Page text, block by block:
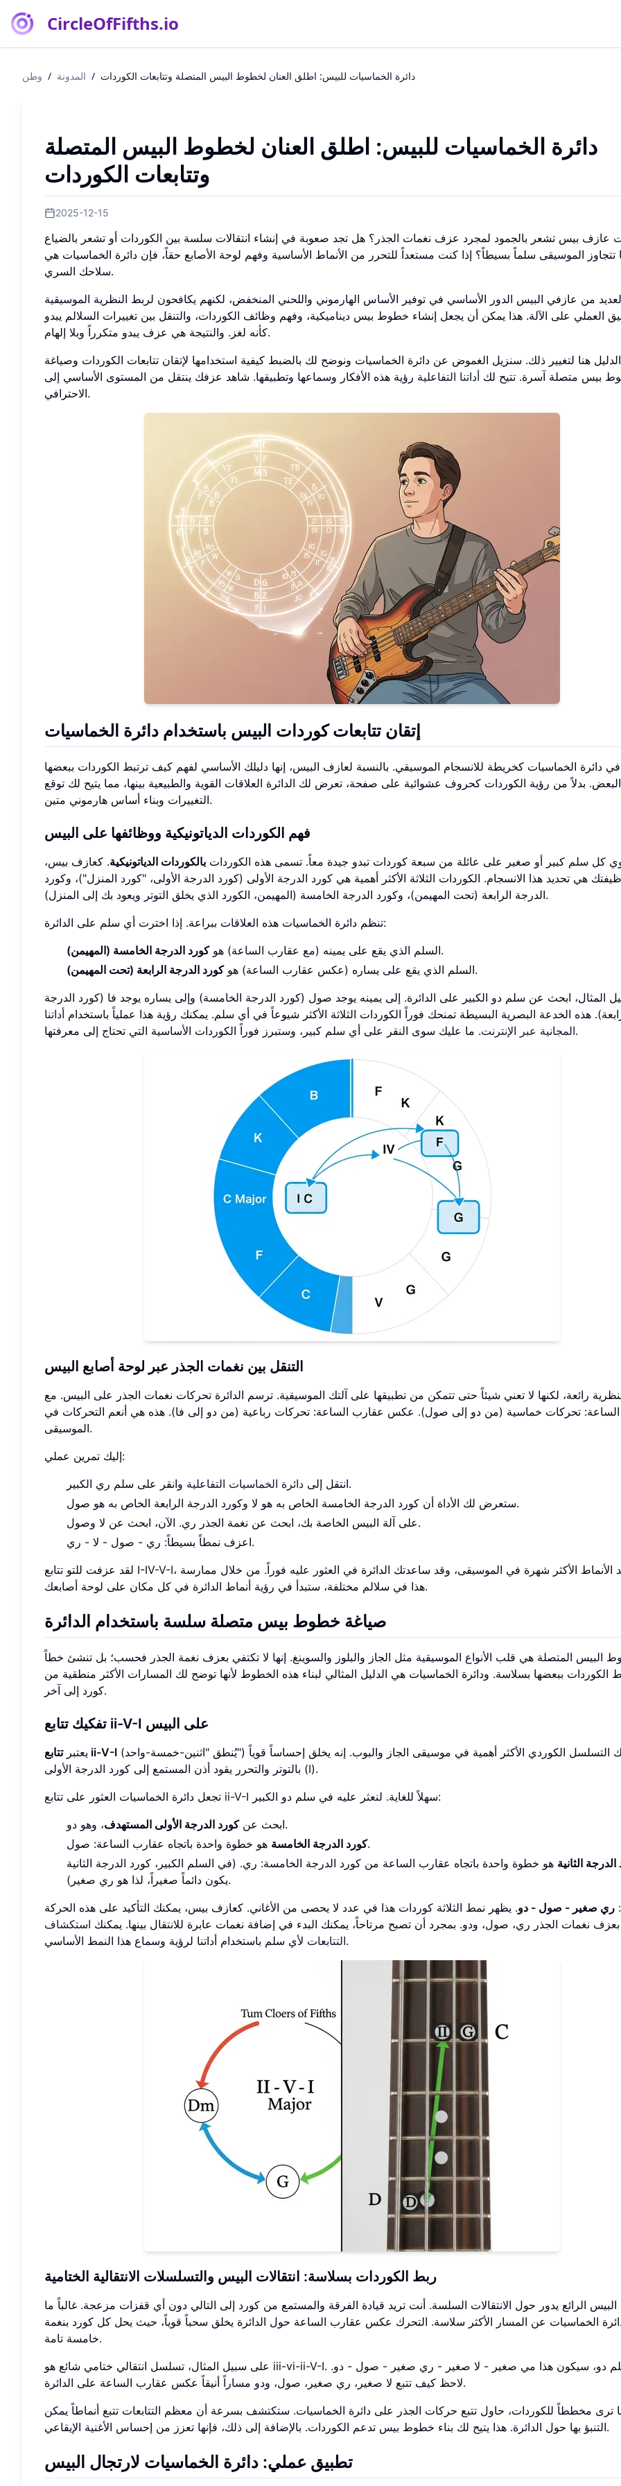
CircleOfFifths.io
وطن / المدونة / دائرة الخماسيات للبيس: اطلق العنان لخطوط البيس المتصلة وتتابعات الكوردات
دائرة الخماسيات للبيس: اطلق العنان لخطوط البيس المتصلة
وتتابعات الكوردات
2025-12-15
عازف بيس تشعر بالجمود لمجرد عزف نغمات الجذر؟ هل تجد صعوبة في إنشاء انتقالات سلسة بين الكوردات أو تشعر بالضياع
تتجاوز الموسيقى سلماً بسيطاً؟ إذا كنت مستعداً للتحرر من الأنماط الأساسية وفهم لوحة الأصابع حقاً، فإن دائرة الخماسيات هي
سلاحك السري.
من عازفي البيس الدور الأساسي في توفير الأساس الهارموني واللحني المنخفض، لكنهم يكافحون لربط النظرية الموسيقية
العملي على الآلة. هذا يمكن أن يجعل إنشاء خطوط بيس ديناميكية، وفهم وظائف الكوردات، والتنقل بين تغييرات السلالم يبدو
كأنه لغز. والنتيجة هي عزف يبدو متكرراً وبلا إلهام.
هنا لتغيير ذلك. سنزيل الغموض عن دائرة الخماسيات ونوضح لك بالضبط كيفية استخدامها لإتقان تتابعات الكوردات وصياغة
بيس متصلة آسرة. تتيح لك أداتنا التفاعلية رؤية هذه الأفكار وسماعها وتطبيقها. شاهد عزفك ينتقل من المستوى الأساسي إلى
الاحترافي.
إتقان تتابعات كوردات البيس باستخدام دائرة الخماسيات
دائرة الخماسيات كخريطة للانسجام الموسيقي. بالنسبة لعازف البيس، إنها دليلك الأساسي لفهم كيف ترتبط الكوردات ببعضها
البعض. بدلاً من رؤية الكوردات كحروف عشوائية على صفحة، تعرض لك الدائرة العلاقات القوية والطبيعية بينها، مما يتيح لك توقع
التغييرات وبناء أساس هارموني متين.
فهم الكوردات الدياتونيكية ووظائفها على البيس
كل سلم كبير أو صغير على عائلة من سبعة كوردات تبدو جيدة معاً. تسمى هذه الكوردات بالكوردات الدياتونيكية. كعازف بيس،
هي تحديد هذا الانسجام. الكوردات الثلاثة الأكثر أهمية هي كورد الدرجة الأولى (كورد الدرجة الأولى، "كورد المنزل")، وكورد
الدرجة الرابعة (تحت المهيمن)، وكورد الدرجة الخامسة (المهيمن، الكورد الذي يخلق التوتر ويعود بك إلى المنزل).
تنظم دائرة الخماسيات هذه العلاقات ببراعة. إذا اخترت أي سلم على الدائرة:
السلم الذي يقع على يمينه (مع عقارب الساعة) هوكورد الدرجة الخامسة (المهيمن)
.
السلم الذي يقع على يساره (عكس عقارب الساعة) هوكورد الدرجة الرابعة (تحت المهيمن)
.
المثال، ابحث عن سلم دو الكبير على الدائرة. إلى يمينه يوجد صول (كورد الدرجة الخامسة) وإلى يساره يوجد فا (كورد الدرجة
هذه الخدعة البصرية البسيطة تمنحك فوراً الكوردات الثلاثة الأكثر شيوعاً في أي سلم. يمكنك رؤية هذا عملياً باستخدام أداتنا
المجانية عبر الإنترنت. ما عليك سوى النقر على أي سلم كبير، وستبرز فوراً الكوردات الأساسية التي تحتاج إلى معرفتها.
التنقل بين نغمات الجذر عبر لوحة أصابع البيس
رائعة، لكنها لا تعني شيئاً حتى تتمكن من تطبيقها على آلتك الموسيقية. ترسم الدائرة تحركات نغمات الجذر على البيس. مع
تحركات خماسية (من دو إلى صول). عكس عقارب الساعة: تحركات رباعية (من دو إلى فا). هذه هي أنعم التحركات في
الموسيقى.
إليك تمرين عملي:
انتقل إلى دائرة الخماسيات التفاعلية
وانقر على سلم ري الكبير.
ستعرض لك الأداة أن كورد الدرجة الخامسة الخاص به هو لا وكورد الدرجة الرابعة الخاص به هو صول.
على آلة البيس الخاصة بك، ابحث عن نغمة الجذر ري. الآن، ابحث عن لا وصول.
اعزف نمطاً بسيطاً: ري - صول - لا - ري.
لقد عزفت للتو تتابع I-IV-V-I، وهو أحد الأنماط الأكثر شهرة في الموسيقى، وقد ساعدتك الدائرة في العثور عليه فوراً. من خلال ممارسة
هذا في سلالم مختلفة، ستبدأ في رؤية أنماط الدائرة في كل مكان على لوحة أصابعك.
صياغة خطوط بيس متصلة سلسة باستخدام الدائرة
البيس المتصلة هي قلب الأنواع الموسيقية مثل الجاز والبلوز والسوينغ. إنها لا تكتفي بعزف نغمة الجذر فحسب؛ بل تنشئ خطاً
الكوردات ببعضها بسلاسة. ودائرة الخماسيات هي الدليل المثالي لبناء هذه الخطوط لأنها توضح لك المسارات الأكثر منطقية من
كورد إلى آخر.
تفكيك تتابع ii-V-I على البيس
يعتبر تتابع ii-V-I (يُنطق "اثنين-خمسة-واحد") بلا شك التسلسل الكوردي الأكثر أهمية في موسيقى الجاز والبوب. إنه يخلق إحساساً قوياً
بالتوتر والتحرر يقود أذن المستمع إلى كورد الدرجة الأولى (I).
تجعل دائرة الخماسيات العثور على تتابع ii-V-I سهلاً للغاية. لنعثر عليه في سلم دو الكبير:
ابحث عنكورد الدرجة الأولى المستهدف
، وهو دو.
كورد الدرجة الخامسةهو خطوة واحدة باتجاه عقارب الساعة: صول.
الثانية هو خطوة واحدة باتجاه عقارب الساعة من كورد الدرجة الخامسة: ري. (في السلم الكبير، كورد الدرجة الثانية
يكون دائماً صغيراً، لذا هو ري صغير).
ري صغير - صول - دو. يظهر نمط الثلاثة كوردات هذا في عدد لا يحصى من الأغاني. كعازف بيس، يمكنك التأكيد على هذه الحركة
بعزف نغمات الجذر ري، صول، ودو. بمجرد أن تصبح مرتاحاً، يمكنك البدء في إضافة نغمات عابرة للانتقال بينها. يمكنك استكشاف
التتابعاتلأي سلم باستخدام أداتنا لرؤية وسماع هذا النمط الأساسي.
ربط الكوردات بسلاسة: انتقالات البيس والتسلسلات الانتقالية الختامية
الرائع يدور حول الانتقالات السلسة. أنت تريد قيادة الفرقة والمستمع من كورد إلى التالي دون أي قفزات مزعجة. غالباً ما
الخماسيات عن المسار الأكثر سلاسة. التحرك عكس عقارب الساعة حول الدائرة يخلق سحباً قوياً، حيث يحل كل كورد بنغمة
خامسة تامة.
على سبيل المثال، تسلسل انتقالي ختامي شائع هو iii-vi-ii-V-I. في سلم دو، سيكون هذا مي صغير - لا صغير - ري صغير - صول - دو.
لاحظ كيف تتبع لا صغير، ري صغير، صول، ودو مساراً أنيقاً عكس عقارب الساعة على الدائرة.
ترى مخططاً للكوردات، حاول تتبع حركات الجذر على دائرة الخماسيات. ستكتشف بسرعة أن معظم التتابعات تتبع أنماطاً يمكن
التنبؤ بها حول الدائرة. هذا يتيح لك بناء خطوط بيس تدعم الكوردات. بالإضافة إلى ذلك، فإنها تعزز من إحساس الأغنية الإيقاعي.
تطبيق عملي: دائرة الخماسيات لارتجال البيس